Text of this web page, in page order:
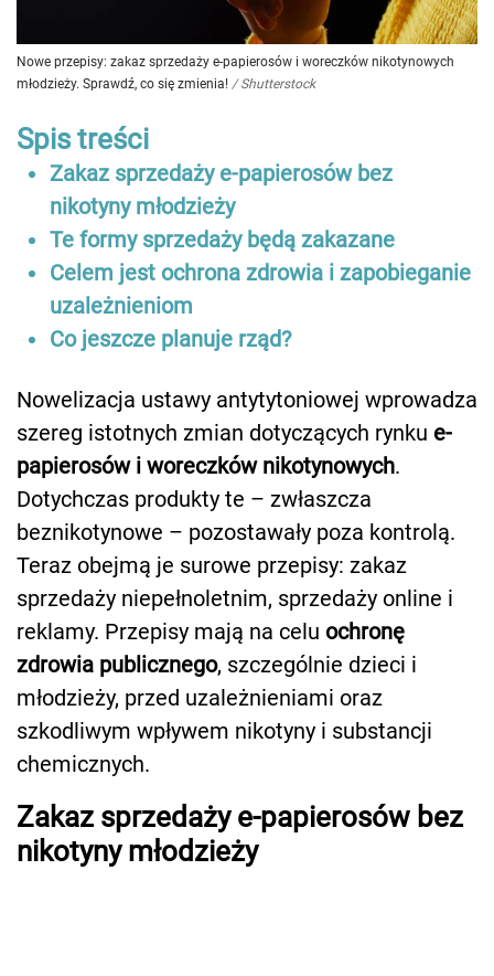
Nowe przepisy: zakaz sprzedaży e-papierosów i woreczków nikotynowych
młodzieży. Sprawdź, co się zmienia! / Shutterstock
Spis treści
Zakaz sprzedaży e-papierosów bez
nikotyny młodzieży
Te formy sprzedaży będą zakazane
Celem jest ochrona zdrowia i zapobieganie
uzależnieniom
Co jeszcze planuje rząd?
Nowelizacja ustawy antytytoniowej wprowadza
szereg istotnych zmian dotyczących rynku e-
papierosów i woreczków nikotynowych.
Dotychczas produkty te – zwłaszcza
beznikotynowe – pozostawały poza kontrolą.
Teraz obejmą je surowe przepisy: zakaz
sprzedaży niepełnoletnim, sprzedaży online i
reklamy. Przepisy mają na celu ochronę
zdrowia publicznego, szczególnie dzieci i
młodzieży, przed uzależnieniami oraz
szkodliwym wpływem nikotyny i substancji
chemicznych.
Zakaz sprzedaży e-papierosów bez
nikotyny młodzieży